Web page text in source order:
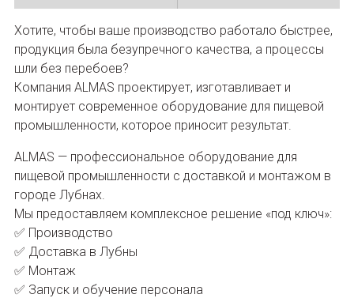
Хотите, чтобы ваше производство работало быстрее,
продукция была безупречного качества, а процессы
шли без перебоев?
Компания ALMAS проектирует, изготавливает и
монтирует современное оборудование для пищевой
промышленности, которое приносит результат.
ALMAS — профессиональное оборудование для
пищевой промышленности с доставкой и монтажом в
городе Лубнах.
Мы предоставляем комплексное решение «под ключ»:
✅ Производство
✅ Доставка в Лубны
✅ Монтаж
✅ Запуск и обучение персонала